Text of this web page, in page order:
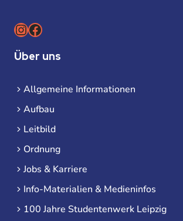
Instagram
Facebook
Über uns
Allgemeine Informationen
Aufbau
Leitbild
Ordnung
Jobs & Karriere
Info-Materialien & Medieninfos
100 Jahre Studentenwerk Leipzig